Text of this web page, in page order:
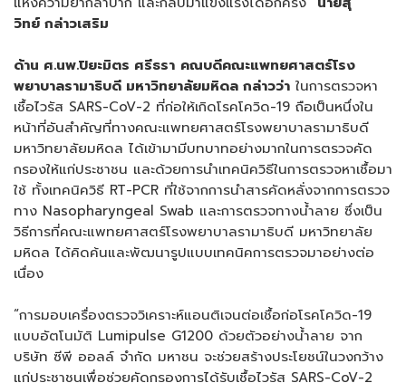
วิทย์ กล่าวเสริม
ด้าน ศ.นพ.ปิยะมิตร ศรีธรา คณบดีคณะแพทยศาสตร์โรง
พยาบาลรามาธิบดี มหาวิทยาลัยมหิดล กล่าวว่า ในการตรวจหา
เชื้อไวรัส SARS-CoV-2 ที่ก่อให้เกิดโรคโควิด-19 ถือเป็นหนึ่งใน
หน้าที่อันสำคัญที่ทางคณะแพทยศาสตร์โรงพยาบาลรามาธิบดี
มหาวิทยาลัยมหิดล ได้เข้ามามีบทบาทอย่างมากในการตรวจคัด
กรองให้แก่ประชาชน และด้วยการนำเทคนิควิธีในการตรวจหาเชื้อมา
ใช้ ทั้งเทคนิควิธี RT-PCR ที่ใช้จากการนำสารคัดหลั่งจากการตรวจ
ทาง Nasopharyngeal Swab และการตรวจทางน้ำลาย ซึ่งเป็น
วิธีการที่คณะแพทยศาสตร์โรงพยาบาลรามาธิบดี มหาวิทยาลัย
มหิดล ได้คิดค้นและพัฒนารูปแบบเทคนิคการตรวจมาอย่างต่อ
เนื่อง
“การมอบเครื่องตรวจวิเคราะห์แอนติเจนต่อเชื้อก่อโรคโควิด-19
แบบอัตโนมัติ Lumipulse G1200 ด้วยตัวอย่างน้ำลาย จาก
บริษัท ซีพี ออลล์ จำกัด มหาชน จะช่วยสร้างประโยชน์ในวงกว้าง
แก่ประชาชนเพื่อช่วยคัดกรองการได้รับเชื้อไวรัส SARS-CoV-2